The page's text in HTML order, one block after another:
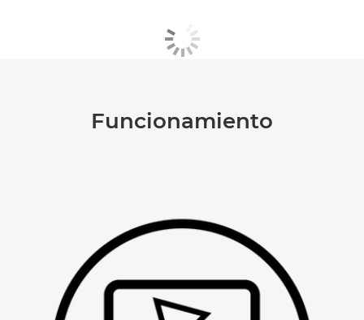
Funcionamiento